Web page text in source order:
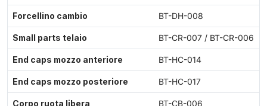
Forcellino cambio BT-DH-008
Small parts telaio BT-CR-007 / BT-CR-006
End caps mozzo anteriore BT-HC-014
End caps mozzo posteriore BT-HC-017
Corpo ruota libera BT-CB-006